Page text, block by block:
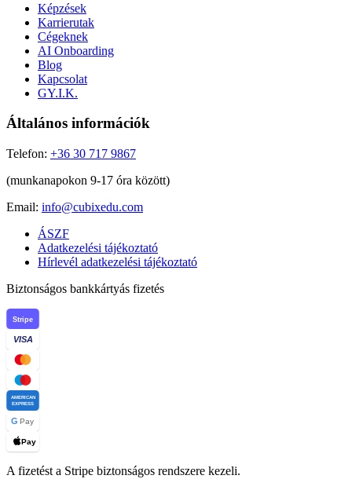
Képzések
Karrierutak
Cégeknek
AI Onboarding
Blog
Kapcsolat
GY.I.K.
Általános információk
Telefon: +36 30 717 9867
(munkanapokon 9-17 óra között)
Email: info@cubixedu.com
ÁSZF
Adatkezelési tájékoztató
Hírlevél adatkezelési tájékoztató
Biztonságos bankkártyás fizetés
Stripe
VISA
AMERICAN
EXPRESS
G Pay
Pay
A fizetést a Stripe biztonságos rendszere kezeli.